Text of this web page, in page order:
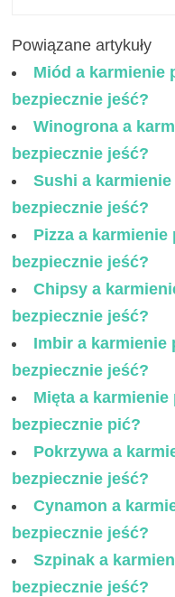
Powiązane artykuły
Miód a karmienie
bezpiecznie jeść?
Winogrona a
bezpiecznie jeść?
Sushi a
bezpiecznie jeść?
Pizza a
bezpiecznie jeść?
Chipsy a
bezpiecznie jeść?
Imbir a karmienie
bezpiecznie jeść?
Mięta a
bezpiecznie pić?
Pokrzywa a
bezpiecznie jeść?
Cynamon a
bezpiecznie jeść?
Szpinak a
bezpiecznie jeść?